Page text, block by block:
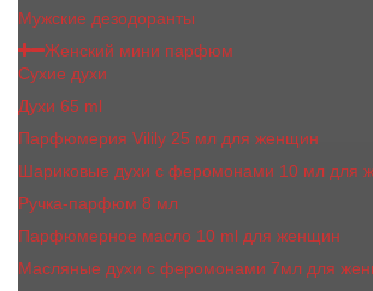
Мужские дезодоранты
Женский мини парфюм
Сухие духи
Духи 65 ml
Парфюмерия Vilily 25 мл для женщин
Шариковые духи с феромонами 10 мл для
Ручка-парфюм 8 мл
Парфюмерное масло 10 ml для женщин
Масляные духи c феромонами 7мл для